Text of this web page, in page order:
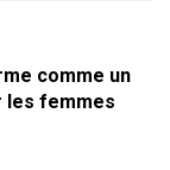
comme un
les femmes